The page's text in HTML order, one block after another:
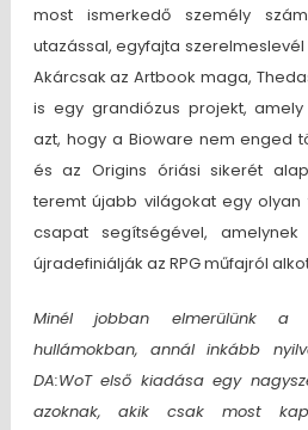
most ismerkedő személy
utazással, egyfajta
Akárcsak az Artbook maga,
is egy grandiózus projekt,
azt, hogy a Bioware nem enged
és az Origins óriási sikerét
teremt újabb világokat egy olyan
csapat segítségével,
újradefiniálják az RPG műfajról
Minél jobban elmerülünk a
hullámokban, annál inkább
DA:WoT első kiadása egy
azoknak, akik csak most